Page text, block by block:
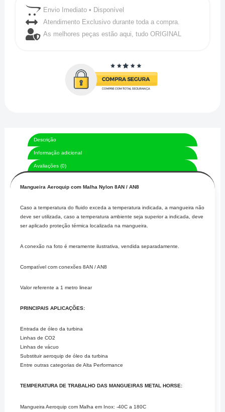
AN8
Valor
Envio Imediato • Disponível
Atendimento Exclusivo durante toda a compra.
As melhores peças estão aqui, tudo ORIGINAL
Descrição
Informação adicional
Avaliações (0)
Mangueira Aeroquip com Malha Nylon 8AN / AN8
Caso a temperatura do fluido exceda a temperatura indicada, a mangueira não
deve ser utilizada, caso a temperatura ambiente seja superior a indicada, deve
ser aplicado proteção térmica localizada na mangueira.
A conexão na foto é meramente ilustrativa, vendida separadamente.
Compatível com conexões 8AN / AN8
Valor referente a 1 metro linear
PRINCIPAIS APLICAÇÕES:
Entrada de óleo da turbina
Linhas de CO2
Linhas de vácuo
Substituir aeroquip de óleo da turbina
Entre outras categorias de Alta Performance
TEMPERATURA DE TRABALHO DAS MANGUEIRAS METAL HORSE:
Mangueira Aeroquip com Malha em Inox: -40C a 180C